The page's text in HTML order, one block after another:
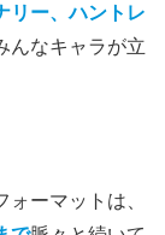
リー、ハントレ
んなキャラが立
ーマットは、